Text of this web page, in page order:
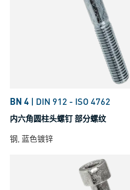
BN 4 | DIN 912 - ISO 4762
内六角圆柱头螺钉 部分螺纹
钢, 蓝色镀锌